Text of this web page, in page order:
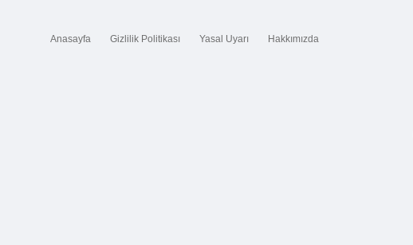
Anasayfa Gizlilik Politikası Yasal Uyarı Hakkımızda